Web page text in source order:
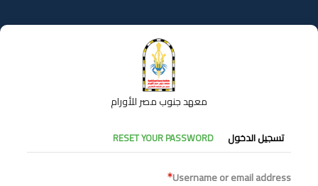
إلى
المحتوى
معهد جنوب مصر للأورام
التبويبات
الأساسية
تسجيل الدخول RESET YOUR PASSWORD
Username or email address